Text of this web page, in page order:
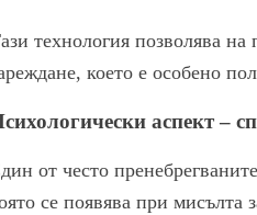
технология позволява на
което е особено
аспект –
от често
се появява при мисълта